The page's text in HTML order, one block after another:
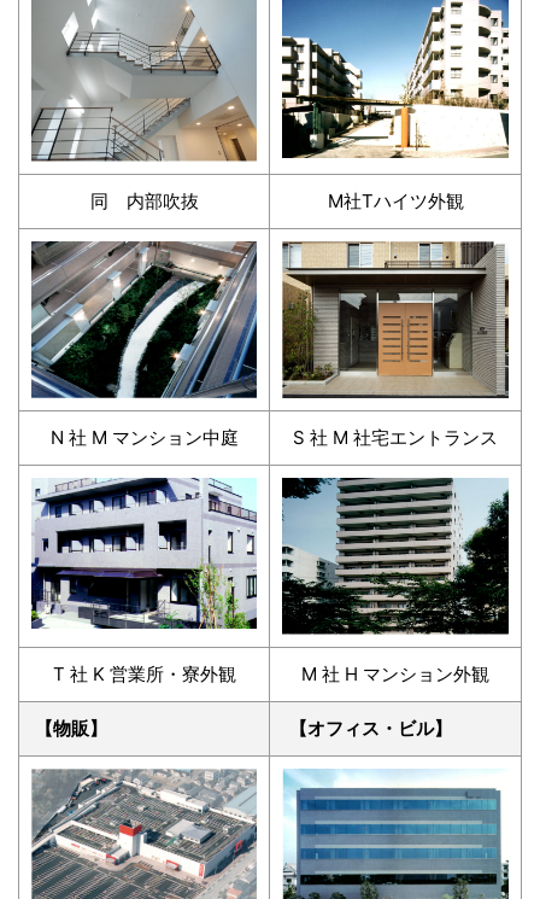
同 内部吹抜 M社Tハイツ外観
N 社 M マンション中庭 S 社 M 社宅エントランス
T 社 K 営業所・寮外観 M 社 H マンション外観
【物販】 【オフィス・ビル】